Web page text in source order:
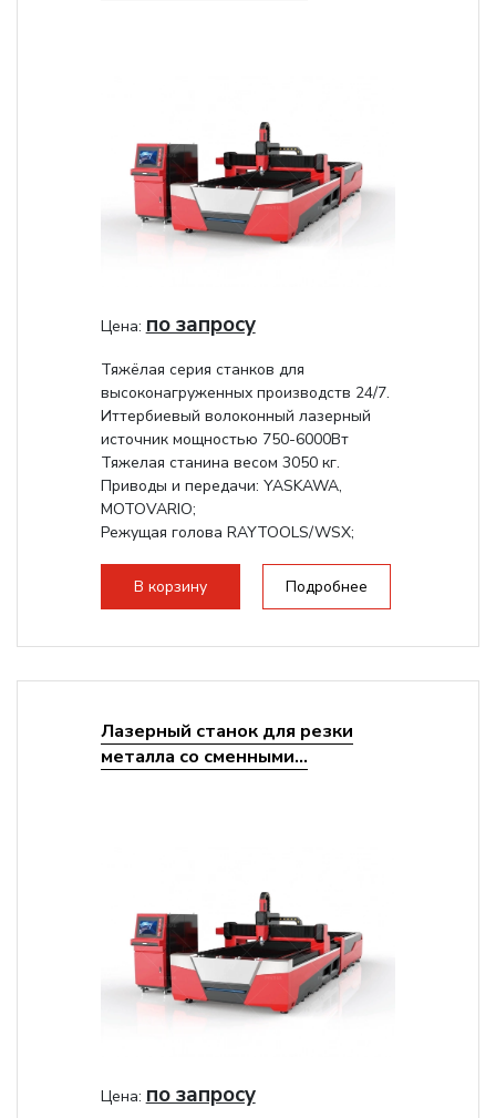
Цена: по запросу
Тяжёлая серия станков для
высоконагруженных производств 24/7.
Иттербиевый волоконный лазерный
источник мощностью 750-6000Вт
Тяжелая станина весом 3050 кг.
Приводы и передачи: YASKAWA,
MOTOVARIO;
Режущая голова RAYTOOLS/WSX;
В корзину Подробнее
Лазерный станок для резки
металла со сменными...
Цена: по запросу